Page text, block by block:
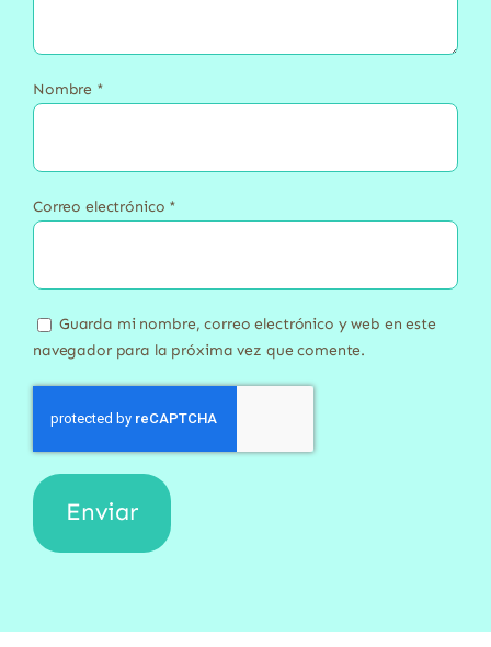
Nombre *
Correo electrónico *
Guarda mi nombre, correo electrónico y web en este
navegador para la próxima vez que comente.